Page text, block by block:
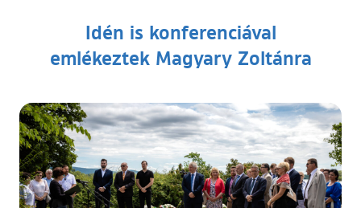
Idén is konferenciával
emlékeztek Magyary Zoltánra